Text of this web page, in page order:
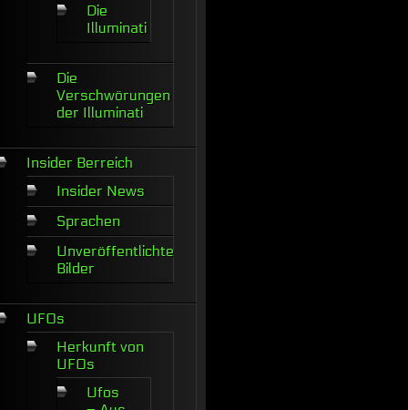
Die
Illuminati
Die
Verschwörungen
der Illuminati
Insider Berreich
Insider News
Sprachen
Unveröffentlichte
Bilder
UFOs
Herkunft von
UFOs
Ufos